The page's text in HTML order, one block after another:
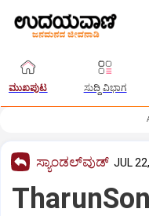
ಮುಖಪುಟ ಸುದ್ದಿ ವಿಭಾಗ
ಸ್ಯಾಂಡಲ್‌ವುಡ್‌ JUL